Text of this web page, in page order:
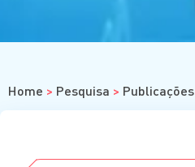
Home > Pesquisa > Publicações